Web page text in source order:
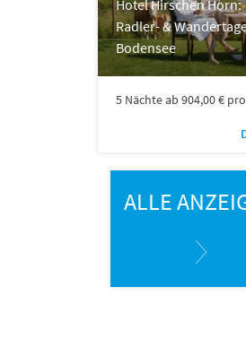
Hotel Hirschen Horn:
Radler- &
Bodensee
5 Nächte ab 904,00 €
ALLE